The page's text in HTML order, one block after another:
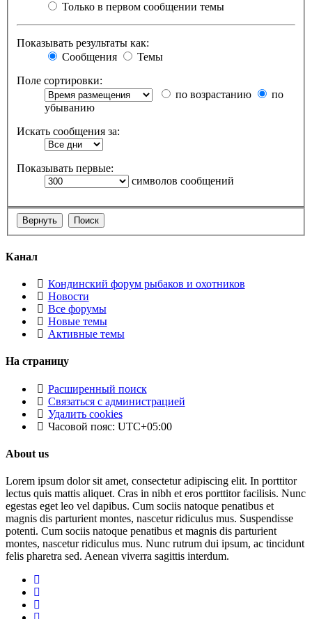
Только в первом сообщении темы
Показывать результаты как:
Сообщения
Темы
Поле сортировки:
по возрастанию
по
убыванию
Искать сообщения за:
Показывать первые:
символов сообщений
Канал
Кондинский форум рыбаков и охотников
Новости
Все форумы
Новые темы
Активные темы
На страницу
Расширенный поиск
Связаться с администрацией
Удалить cookies
Часовой пояс: UTC+05:00
About us
Lorem ipsum dolor sit amet, consectetur adipiscing elit. In porttitor
lectus quis mattis aliquet. Cras in nibh et eros porttitor facilisis. Nunc
egestas eget leo vel dapibus. Cum sociis natoque penatibus et
magnis dis parturient montes, nascetur ridiculus mus. Suspendisse
potenti. Cum sociis natoque penatibus et magnis dis parturient
montes, nascetur ridiculus mus. Nunc rutrum dui ipsum, ac tincidunt
felis pharetra sed. Aenean viverra sagittis interdum.